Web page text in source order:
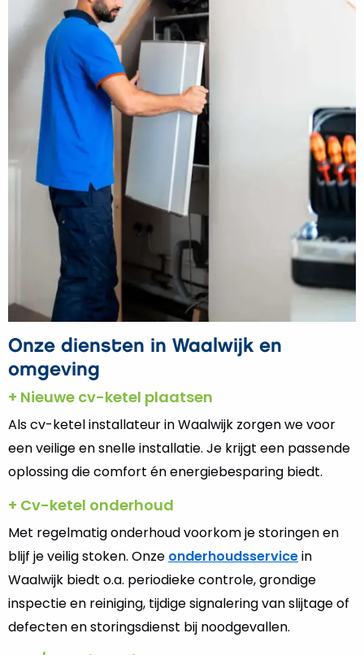
Onze diensten in Waalwijk en
omgeving
+ Nieuwe cv-ketel plaatsen
Als cv-ketel installateur in Waalwijk zorgen we voor
een veilige en snelle installatie. Je krijgt een passende
oplossing die comfort én energiebesparing biedt.
+ Cv-ketel onderhoud
Met regelmatig onderhoud voorkom je storingen en
blijf je veilig stoken. Onze onderhoudsservicein
Waalwijk biedt o.a. periodieke controle, grondige
inspectie en reiniging, tijdige signalering van slijtage of
defecten en storingsdienst bij noodgevallen.